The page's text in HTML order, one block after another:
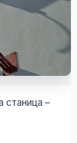
станица –